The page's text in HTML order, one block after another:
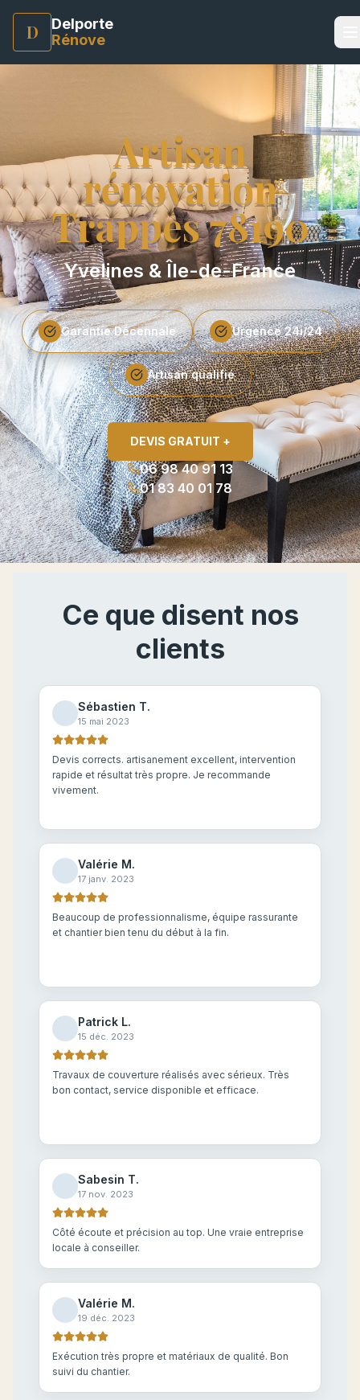
D
Delporte
Rénove
Artisan
rénovation
Trappes78190
Yvelines & Île-de-France
Garantie Décennale Urgence 24i/24
Artisan qualifié
DEVIS GRATUIT +
06 98 40 91 13
01 83 40 01 78
Ce que disent nos
clients
Sébastien T.
15 mai 2023
Devis corrects. artisanement excellent, intervention
rapide et résultat très propre. Je recommande
vivement.
Valérie M.
17 janv. 2023
Beaucoup de professionnalisme, équipe rassurante
et chantier bien tenu du début à la fin.
Patrick L.
15 déc. 2023
Travaux de couverture réalisés avec sérieux. Très
bon contact, service disponible et efficace.
Sabesin T.
17 nov. 2023
Côté écoute et précision au top. Une vraie entreprise
locale à conseiller.
Valérie M.
19 déc. 2023
Exécution très propre et matériaux de qualité. Bon
suivi du chantier.